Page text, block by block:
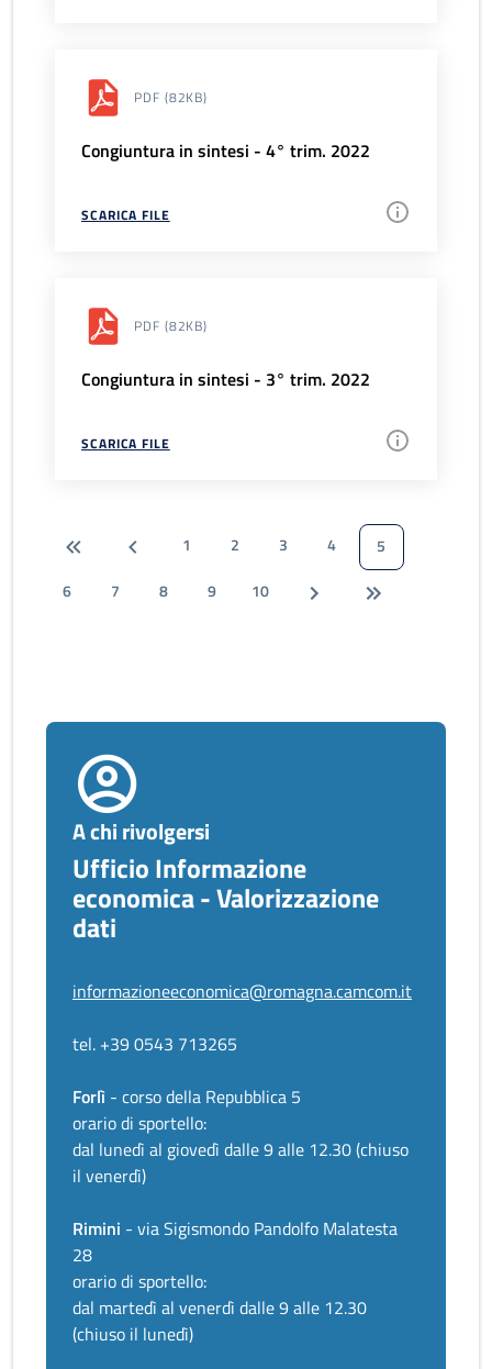
PDF (82KB)
Congiuntura in sintesi - 4° trim. 2022
SCARICA FILE
PDF (82KB)
Congiuntura in sintesi - 3° trim. 2022
SCARICA FILE
1 2 3 4
5
6
7 8 9 10
A chi rivolgersi
Ufficio Informazione
economica - Valorizzazione
dati
informazioneeconomica@romagna.camcom.it
tel. +39 0543 713265
Forlì - corso della Repubblica 5
orario di sportello:
dal lunedì al giovedì dalle 9 alle 12.30 (chiuso
il venerdì)
Rimini - via Sigismondo Pandolfo Malatesta
28
orario di sportello:
dal martedì al venerdì dalle 9 alle 12.30
(chiuso il lunedì)